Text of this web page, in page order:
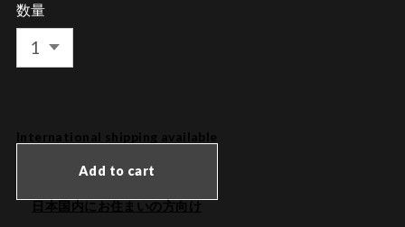
数量
International shipping available
Add to cart
日本国内にお住まいの方向け